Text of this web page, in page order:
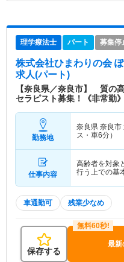
理学療法士 パート 募集停
株式会社ひまわりの会
求人(パート)
【奈良県／奈良市】 質の
セラピスト募集！《非常勤》
勤務地
奈良県 奈良市
ス・車6分）
仕事内容
高齢者を対象
行う上での基
車通勤可 残業少なめ
保存する
最新